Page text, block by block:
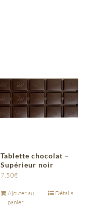
Tablette chocolat –
Supérieur noir
7,50€
Ajouter au
panier
Détails